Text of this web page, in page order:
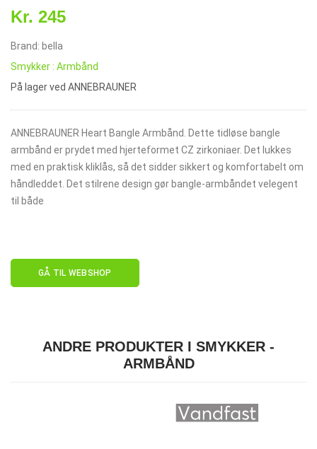
Kr. 245
Brand: bella
Smykker : Armbånd
På lager ved ANNEBRAUNER
ANNEBRAUNER Heart Bangle Armbånd. Dette tidløse bangle
armbånd er prydet med hjerteformet CZ zirkoniaer. Det lukkes
med en praktisk kliklås, så det sidder sikkert og komfortabelt om
håndleddet. Det stilrene design gør bangle-armbåndet velegent
til både
GÅ TIL WEBSHOP
ANDRE PRODUKTER I SMYKKER -
ARMBÅND